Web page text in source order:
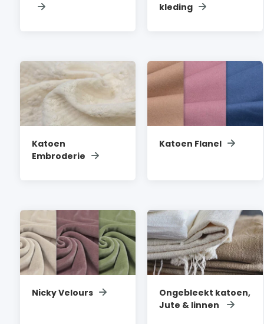
kleding
Katoen
Embroderie
Katoen Flanel
Nicky Velours
Ongebleekt katoen,
Jute & linnen